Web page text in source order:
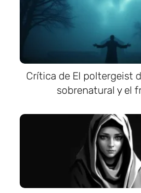
Crítica de El poltergeist
sobrenatural y el